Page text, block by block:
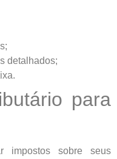
detalhados;
para
impostos sobre seus